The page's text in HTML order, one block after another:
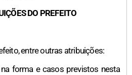
DO PREFEITO
entre outras atribuições:
forma e casos previstos nesta